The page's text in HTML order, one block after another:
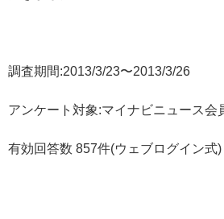
調査期間:2013/3/23〜2013/3/26
アンケート対象:マイナビニュース会
有効回答数 857件(ウェブログイン式)